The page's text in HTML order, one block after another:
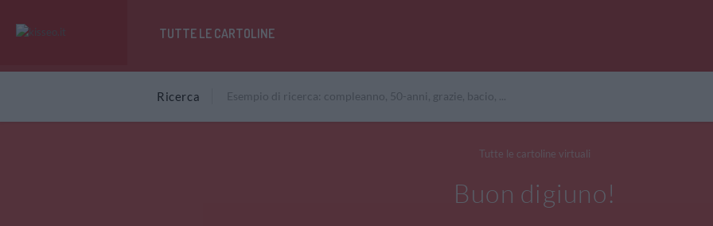
TUTTE LE CARTOLINE
Ricerca
Tutte le cartoline virtuali
Buon digiuno!